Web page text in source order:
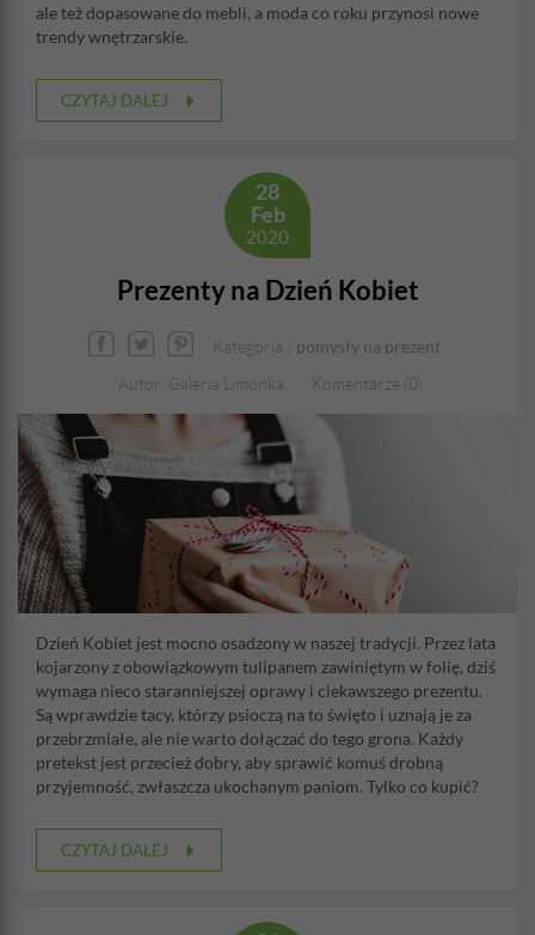
ale też dopasowane do mebli, a moda co roku przynosi nowe
trendy wnętrzarskie.
CZYTAJ DALEJ
28
Feb
2020
Prezenty na Dzień Kobiet
Kategoria / pomysły na prezent
Autor: Galeria Limonka
Komentarze (0)
Dzień Kobiet jest mocno osadzony w naszej tradycji. Przez lata
kojarzony z obowiązkowym tulipanem zawiniętym w folię, dziś
wymaga nieco staranniejszej oprawy i ciekawszego prezentu.
Są wprawdzie tacy, którzy psioczą na to święto i uznają je za
przebrzmiałe, ale nie warto dołączać do tego grona. Każdy
pretekst jest przecież dobry, aby sprawić komuś drobną
przyjemność, zwłaszcza ukochanym paniom. Tylko co kupić?
CZYTAJ DALEJ